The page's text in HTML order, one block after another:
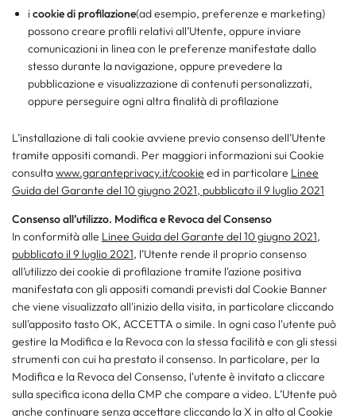
i cookie di profilazione(ad esempio, preferenze e marketing)
possono creare profili relativi all’Utente, oppure inviare
comunicazioni in linea con le preferenze manifestate dallo
stesso durante la navigazione, oppure prevedere la
pubblicazione e visualizzazione di contenuti personalizzati,
oppure perseguire ogni altra finalità di profilazione
L’installazione di tali cookie avviene previo consenso dell’Utente
tramite appositi comandi. Per maggiori informazioni sui Cookie
consultawww.garanteprivacy.it/cookie ​ ed in particolare Linee
Guida del Garante del 10 giugno 2021, pubblicato il 9 luglio 2021
Consenso all’utilizzo. Modifica e Revoca del Consenso
In conformità alle Linee Guida del Garante del 10 giugno 2021,
pubblicato il 9 luglio 2021, l’Utente rende il proprio consenso
all’utilizzo dei cookie di profilazione tramite l'azione positiva
manifestata con gli appositi comandi previsti dal Cookie Banner
che viene visualizzato all'inizio della visita, in particolare cliccando
sull'apposito tasto OK, ACCETTA o simile. In ogni caso l'utente può
gestire la Modifica e la Revoca con la stessa facilità e con gli stessi
strumenti con cui ha prestato il consenso. In particolare, per la
Modifica e la Revoca del Consenso, l'utente è invitato a cliccare
sulla specifica icona della CMP che compare a video. L’Utente può
anche continuare senza accettare cliccando la X in alto al Cookie